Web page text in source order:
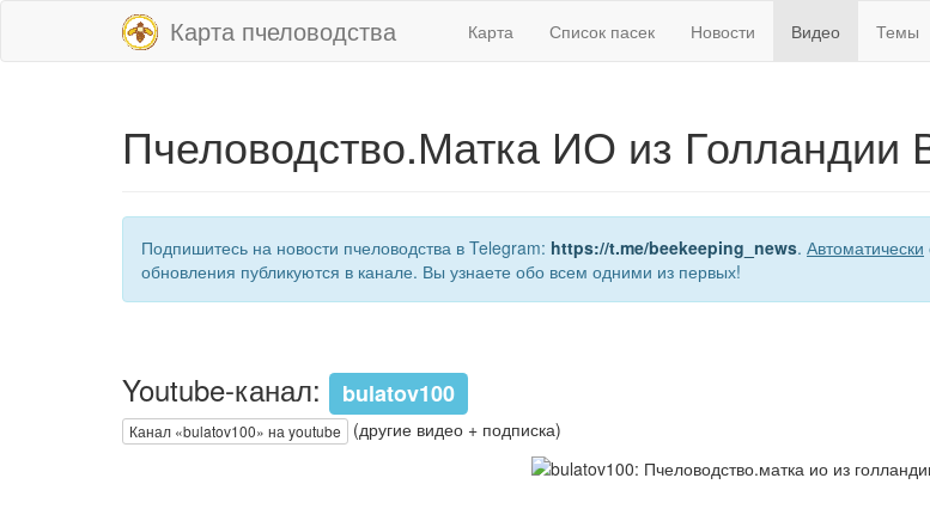
Карта пчеловодства Карта Список пасек Новости Видео Темы
Пчеловодство.Матка ИО из
Подпишитесь на новости пчеловодства в Telegram: https://t.me/beekeeping_news. Автоматически
обновления публикуются в канале. Вы узнаете обо всем одними из первых!
Youtube-канал: bulatov100
Канал «bulatov100» на youtube (другие видео + подписка)